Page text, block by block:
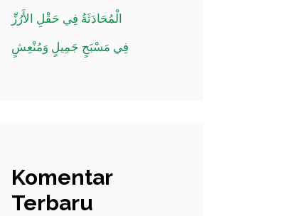
الْمُحَادَثَةُ فِي حَقْلِ الأَرُزِّ
فِي مَسْبَحٍ جَمِيلٍ وَمُنْعِشٍ
Komentar
Terbaru